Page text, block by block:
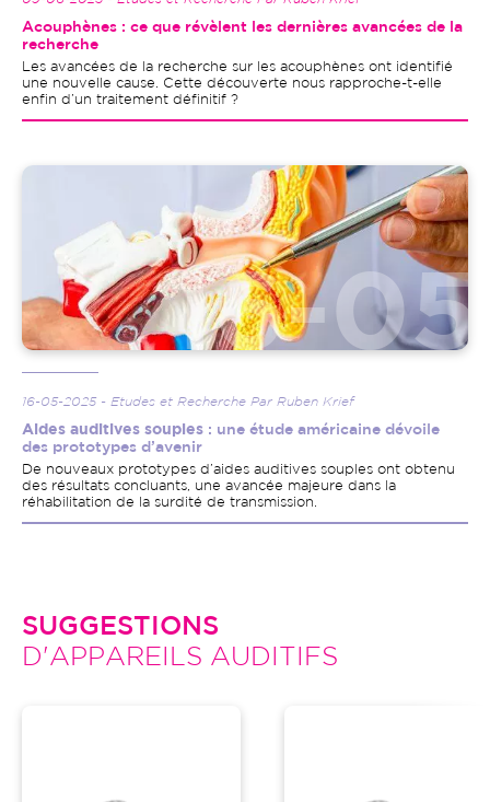
Acouphènes : ce que révèlent les dernières avancées de la
recherche
Les avancées de la recherche sur les acouphènes ont identifié
une nouvelle cause. Cette découverte nous rapproche-t-elle
enfin d’un traitement définitif ?
Image
16-05-2025 - Etudes et Recherche Par Ruben Krief
Aides auditives souples : une étude américaine dévoile
des prototypes d’avenir
De nouveaux prototypes d’aides auditives souples ont obtenu
des résultats concluants, une avancée majeure dans la
réhabilitation de la surdité de transmission.
SUGGESTIONS
D'APPAREILS AUDITIFS